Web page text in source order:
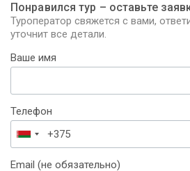
Понравился тур – оставьте
Туроператор свяжется с вами,
уточнит все детали.
Ваше имя
Телефон
Беларусь
+375
Email (не обязательно)